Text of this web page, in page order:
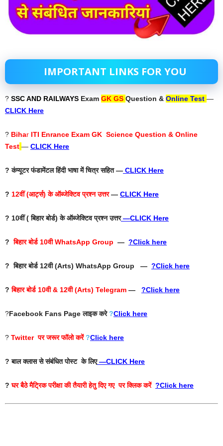
IMPORTANT LINKS FOR YOU
? SSC AND RAILWAYS Exam GK GS Question & Online Test —
CLICK Here
? Bihar ITI Enrance Exam GK Science Question & Online
Test — CLICK Here
? कंप्यूटर फंडामेंटल हिंदी भाषा में चित्र सहित — CLICK Here
? 12वीं (आर्ट्स) के ऑब्जेक्टिव प्रश्न उत्तर— CLICK Here
? 10वीं ( बिहार बोर्ड) के ऑब्जेक्टिव प्रश्न उत्तर—CLICK Here
?बिहार बोर्ड 10वी WhatsApp Group — ?Click here
? बिहार बोर्ड 12वी (Arts) WhatsApp Group — ?Click here
?बिहार बोर्ड 10वी & 12वी (Arts) Telegram — ?Click here
?Facebook Fans Page लाइक करे?Click here
? Twitter पर जरूर फॉलो करें ?Click here
? बाल क्लास से संबंधित पोस्ट के लिए—CLICK Here
?घर बैठे मैट्रिक परीक्षा की तैयारी हेतु दिए गए पर क्लिक करें ?Click here